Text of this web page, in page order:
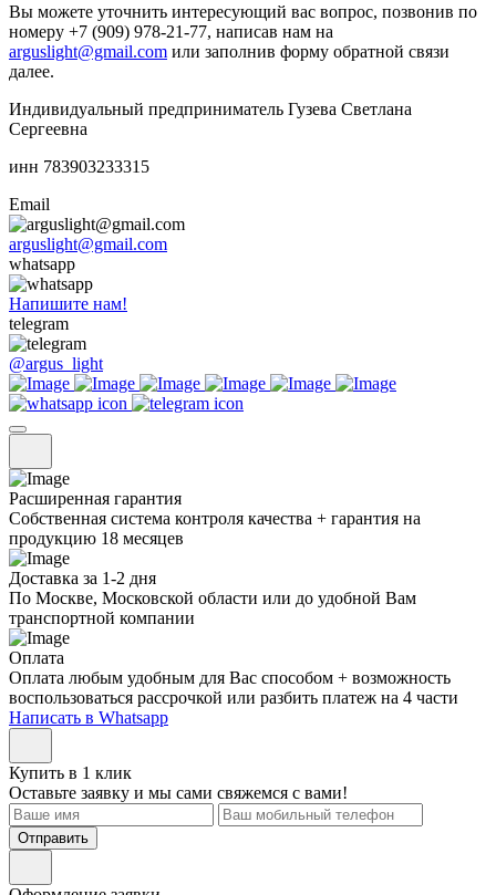
Вы можете уточнить интересующий вас вопрос, позвонив по
номеру +7 (909) 978-21-77, написав нам на
arguslight@gmail.com или заполнив форму обратной связи
далее.
Индивидуальный предприниматель Гузева Светлана
Сергеевна
инн 783903233315
Email
arguslight@gmail.com
whatsapp
Напишите нам!
telegram
@argus_light
Расширенная гарантия
Собственная система контроля качества + гарантия на
продукцию 18 месяцев
Доставка за 1-2 дня
По Москве, Московской области или до удобной Вам
транспортной компании
Оплата
Оплата любым удобным для Вас способом + возможность
воспользоваться рассрочкой или разбить платеж на 4 части
Написать в Whatsapp
Купить в 1 клик
Оставьте заявку и мы сами свяжемся с вами!
Отправить